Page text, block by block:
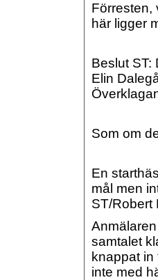
Förresten,
här ligger
Beslut ST:
Elin
Som om
En
mål men
ST/Robert
samtalet
knappat
inte med